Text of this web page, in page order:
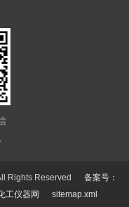
Rights Reserved 备案号：
工仪器网 sitemap.xml